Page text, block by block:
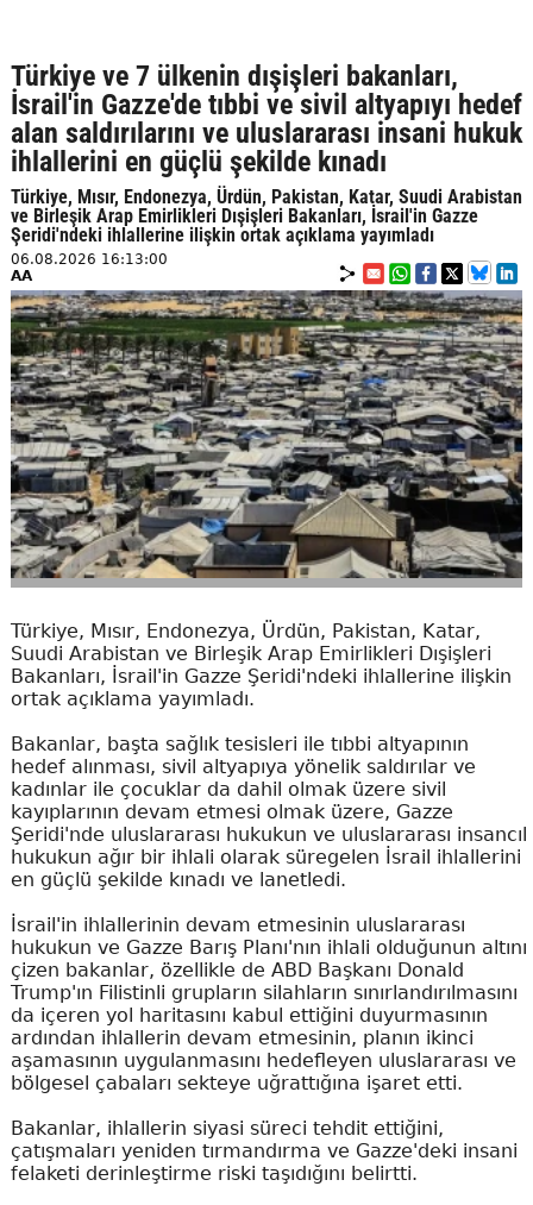
Türkiye ve 7 ülkenin dışişleri bakanları,
İsrail'in Gazze'de tıbbi ve sivil altyapıyı hedef
alan saldırılarını ve uluslararası insani hukuk
ihlallerini en güçlü şekilde kınadı
Türkiye, Mısır, Endonezya, Ürdün, Pakistan, Katar, Suudi Arabistan
ve Birleşik Arap Emirlikleri Dışişleri Bakanları, İsrail'in Gazze
Şeridi'ndeki ihlallerine ilişkin ortak açıklama yayımladı
06.08.2026 16:13:00
AA
Türkiye, Mısır, Endonezya, Ürdün, Pakistan, Katar,
Suudi Arabistan ve Birleşik Arap Emirlikleri Dışişleri
Bakanları, İsrail'in Gazze Şeridi'ndeki ihlallerine ilişkin
ortak açıklama yayımladı.
Bakanlar, başta sağlık tesisleri ile tıbbi altyapının
hedef alınması, sivil altyapıya yönelik saldırılar ve
kadınlar ile çocuklar da dahil olmak üzere sivil
kayıplarının devam etmesi olmak üzere, Gazze
Şeridi'nde uluslararası hukukun ve uluslararası insancıl
hukukun ağır bir ihlali olarak süregelen İsrail ihlallerini
en güçlü şekilde kınadı ve lanetledi.
İsrail'in ihlallerinin devam etmesinin uluslararası
hukukun ve Gazze Barış Planı'nın ihlali olduğunun altını
çizen bakanlar, özellikle de ABD Başkanı Donald
Trump'ın Filistinli grupların silahların sınırlandırılmasını
da içeren yol haritasını kabul ettiğini duyurmasının
ardından ihlallerin devam etmesinin, planın ikinci
aşamasının uygulanmasını hedefleyen uluslararası ve
bölgesel çabaları sekteye uğrattığına işaret etti.
Bakanlar, ihlallerin siyasi süreci tehdit ettiğini,
çatışmaları yeniden tırmandırma ve Gazze'deki insani
felaketi derinleştirme riski taşıdığını belirtti.